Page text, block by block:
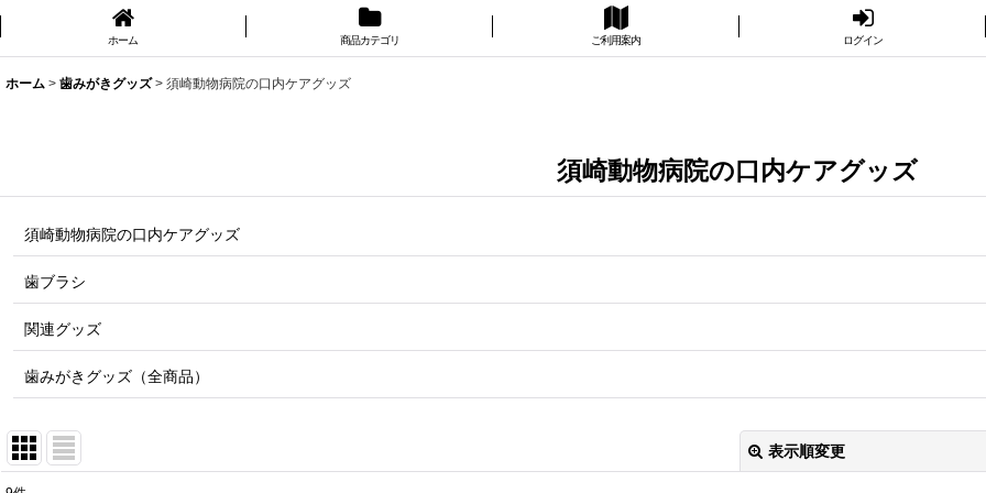
ホーム 商品カテゴリ ご利用案内 ログイン
ホーム > 歯みがきグッズ > 須崎動物病院の口内ケアグッズ
須崎動物病院の口内ケアグッズ
須崎動物病院の口内ケアグッズ
歯ブラシ
関連グッズ
歯みがきグッズ（全商品）
表示順変更